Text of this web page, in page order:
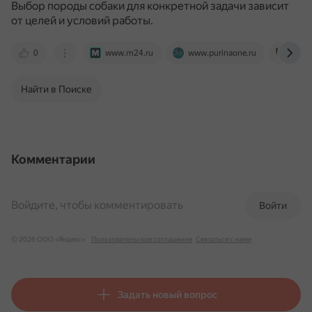
Выбор породы собаки для конкретной задачи зависит
от целей и условий работы.
0 www.m24.ru www.purinaone.ru
Найти в Поиске
Комментарии
Войти
Войдите, чтобы комментировать
© 2026 ООО «Яндекс» Пользовательское соглашение Связаться с нами
Задать новый вопрос